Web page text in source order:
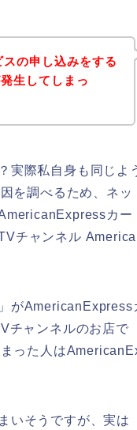
の申し込みをする
生してしまっ
実際私自身も同じよ
を調べるため、ネッ
カ
チャンネル
がAmericanExpress
チャンネルのお店で
った人は
いそうですが、実は